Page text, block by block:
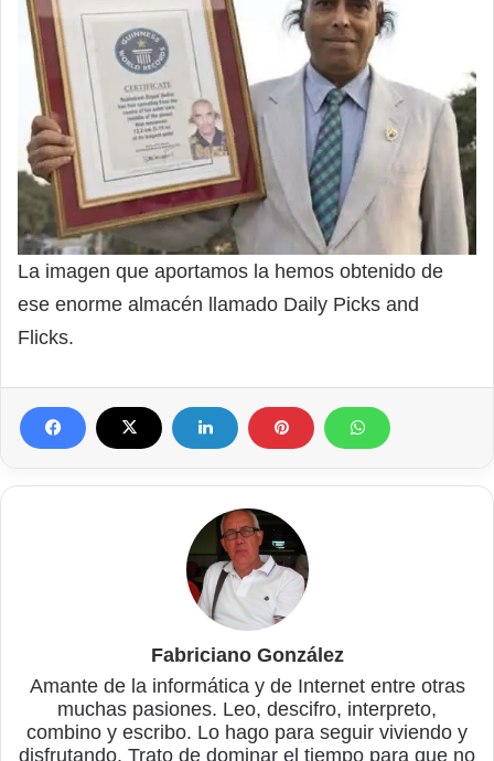
La imagen que aportamos la hemos obtenido de
ese enorme almacén llamado Daily Picks and
Flicks.
Fabriciano González
Amante de la informática y de Internet entre otras
muchas pasiones. Leo, descifro, interpreto,
combino y escribo. Lo hago para seguir viviendo y
disfrutando. Trato de dominar el tiempo para que no